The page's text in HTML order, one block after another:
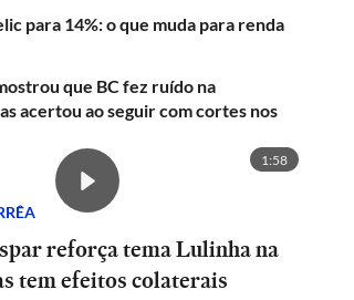
para 14%: o que muda para renda
que BC fez ruído na
acertou ao seguir com cortes nos
1:58
reforça tema Lulinha na
tem efeitos colaterais